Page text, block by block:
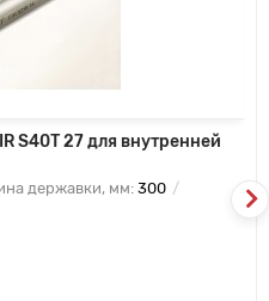
S40T 27 для внутренней
державки, мм: 300